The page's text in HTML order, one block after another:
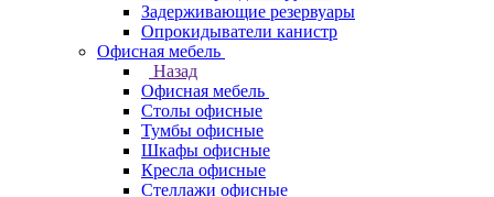
Задерживающие резервуары
Опрокидыватели канистр
Офисная мебель
Назад
Офисная мебель
Столы офисные
Тумбы офисные
Шкафы офисные
Кресла офисные
Стеллажи офисные